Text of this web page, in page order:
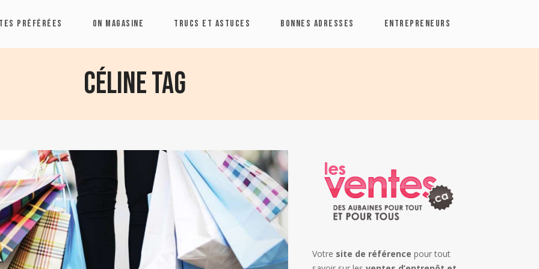
PRÉFÉRÉES ON MAGASINE TRUCS ET ASTUCES BONNES ADRESSES ENTREPRENEURS
Céline Tag
Votre site de référence pour tout